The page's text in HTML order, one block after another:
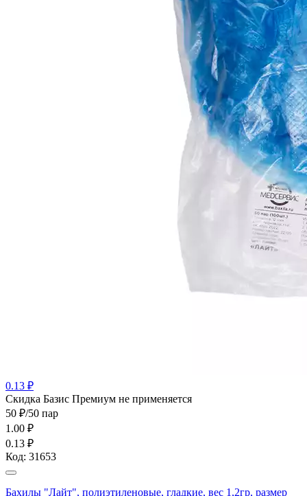
0.13 ₽
Cкидка Базис Премиум не применяется
50 ₽/50 пар
1.00 ₽
0.13 ₽
Код: 31653
Бахилы "Лайт", полиэтиленовые, гладкие, вес 1,2гр, размер